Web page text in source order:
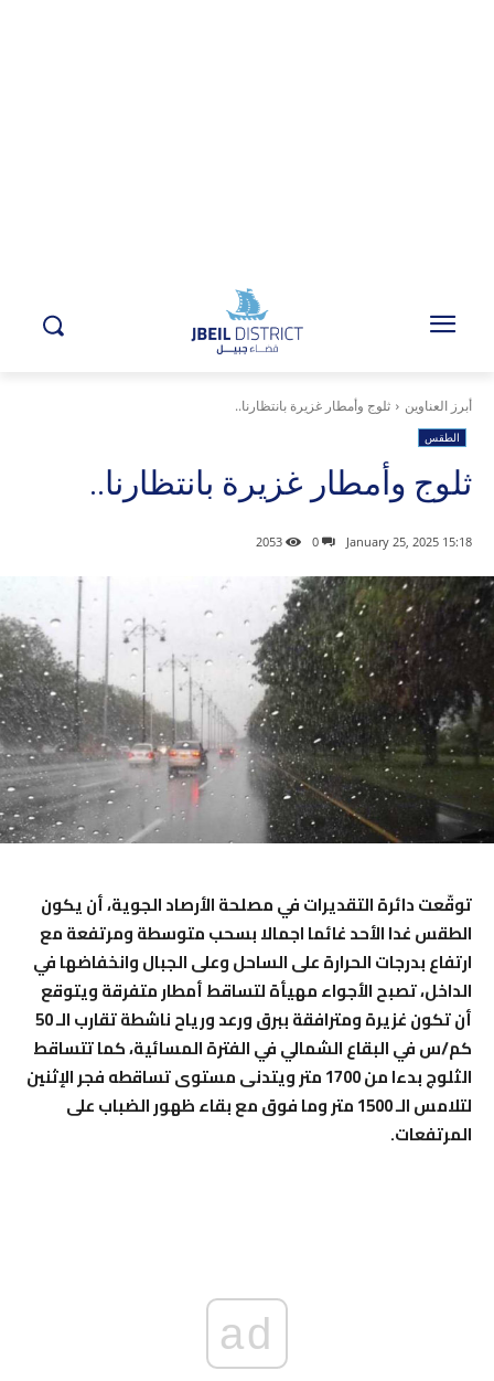
أبرز العناوين ثلوج وأمطار غزيرة بانتظارنا..
الطقس
ثلوج وأمطار غزيرة بانتظارنا..
15:18 2025 ,January 25
0
2053
توقّعت دائرة التقديرات في مصلحة الأرصاد الجوية، أن يكون
الطقس غدا الأحد غائما اجمالا بسحب متوسطة ومرتفعة مع
ارتفاع بدرجات الحرارة على الساحل وعلى الجبال وانخفاضها في
الداخل، تصبح الأجواء مهيأة لتساقط أمطار متفرقة ويتوقع
أن تكون غزيرة ومترافقة ببرق ورعد ورياح ناشطة تقارب الـ 50
كم/س في البقاع الشمالي في الفترة المسائية، كما تتساقط
الثلوج بدءا من 1700 متر ويتدنى مستوى تساقطه فجر الإثنين
لتلامس الـ 1500 متر وما فوق مع بقاء ظهور الضباب على
المرتفعات.
ad